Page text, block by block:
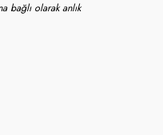
bağlı olarak anlık